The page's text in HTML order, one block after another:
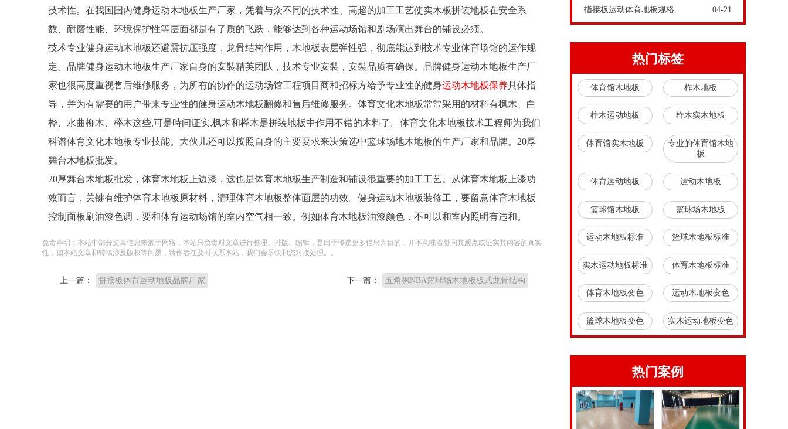
技术性。在我国国内健身运动木地板生产厂家，凭着与众不同的技术性、高超的加工工艺使实木板拼装地板在安全系
数、耐磨性能、环境保护性等层面都是有了质的飞跃，能够达到各种运动场馆和剧场演出舞台的铺设必须。
技术专业健身运动木地板还避震抗压强度，龙骨结构作用，木地板表层弹性强，彻底能达到技术专业体育场馆的运作规
定。品牌健身运动木地板生产厂家自身的安裝精英团队，技术专业安裝，安裝品质有确保。品牌健身运动木地板生产厂
家也很高度重视售后维修服务，为所有的协作的运动场馆工程项目商和招标方给予专业性的健身运动木地板保养具体指
导，并为有需要的用户带来专业性的健身运动木地板翻修和售后维修服务。体育文化木地板常常采用的材料有枫木、白
桦、水曲柳木、榉木这些,可是時间证实,枫木和榉木是拼装地板中作用不错的木料了。体育文化木地板技术工程师为我们
科谱体育文化木地板专业技能。大伙儿还可以按照自身的主要要求来决策选中篮球场地木地板的生产厂家和品牌。20厚
舞台木地板批发。
20厚舞台木地板批发，体育木地板上边漆，这也是体育木地板生产制造和铺设很重要的加工工艺。从体育木地板上漆功
效而言，关键有维护体育木地板原材料，清理体育木地板整体面层的功效。健身运动木地板装修工，要留意体育木地板
控制面板刷油漆色调，要和体育运动场馆的室内空气相一致。例如体育木地板油漆颜色，不可以和室内照明有违和。
免责声明：本站中部分文章信息来源于网络，本站只负责对文章进行整理、排版、编辑，是出于传递更多信息为目的，并不意味着赞同其观点或证实其内容的真实
性，如本站文章和转稿涉及版权等问题，请作者在及时联系本站，我们会尽快和您对接处理。。
上一篇： 拼接板体育运动地板品牌厂家 下一篇： 五角枫NBA篮球场木地板板式龙骨结构
指接板运动体育地板规格 04-21
热门标签
体育馆木地板 柞木地板
柞木运动地板 柞木实木地板
体育馆实木地板
专业的体育馆木地
板
体育运动地板 运动木地板
篮球馆木地板 篮球场木地板
运动木地板标准 篮球木地板标准
实木运动地板标准 体育木地板标准
体育木地板变色 运动木地板变色
篮球木地板变色 实木运动地板变色
热门案例